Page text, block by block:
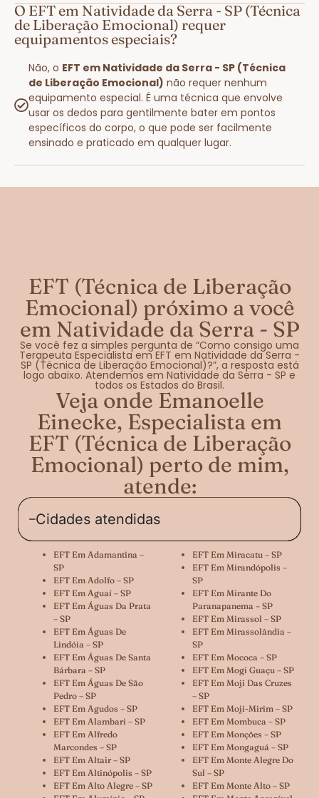
O EFT em Natividade da Serra - SP (Técnica
de Liberação Emocional) requer
equipamentos especiais?
Não, o EFT em Natividade da Serra - SP (Técnica
de Liberação Emocional) não requer nenhum
equipamento especial. É uma técnica que envolve
usar os dedos para gentilmente bater em pontos
específicos do corpo, o que pode ser facilmente
ensinado e praticado em qualquer lugar.
EFT (Técnica de Liberação
Emocional) próximo a você
em Natividade da Serra - SP
Se você fez a simples pergunta de “Como consigo uma
Terapeuta Especialista em EFT em Natividade da Serra -
SP (Técnica de Liberação Emocional)?”, a resposta está
logo abaixo. Atendemos em Natividade da Serra - SP e
todos os Estados do Brasil.
Veja onde Emanoelle
Einecke, Especialista em
EFT (Técnica de Liberação
Emocional) perto de mim,
atende:
Cidades atendidas
EFT Em Adamantina –
SP
EFT Em Adolfo – SP
EFT Em Aguaí – SP
EFT Em Águas Da Prata
– SP
EFT Em Águas De
Lindóia – SP
EFT Em Águas De Santa
Bárbara – SP
EFT Em Águas De São
Pedro – SP
EFT Em Agudos – SP
EFT Em Alambari – SP
EFT Em Alfredo
Marcondes – SP
EFT Em Altair – SP
EFT Em Altinópolis – SP
EFT Em Alto Alegre – SP
EFT Em Miracatu – SP
EFT Em Mirandópolis –
SP
EFT Em Mirante Do
Paranapanema – SP
EFT Em Mirassol – SP
EFT Em Mirassolândia –
SP
EFT Em Mococa – SP
EFT Em Mogi Guaçu – SP
EFT Em Moji Das Cruzes
– SP
EFT Em Moji-Mirim – SP
EFT Em Mombuca – SP
EFT Em Monções – SP
EFT Em Mongaguá – SP
EFT Em Monte Alegre Do
Sul – SP
EFT Em Monte Alto – SP